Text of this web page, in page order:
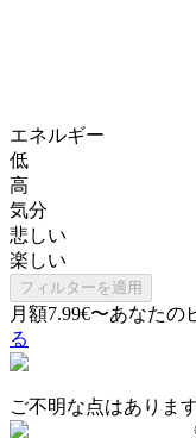
エネルギー
低
高
気分
悲しい
楽しい
フィルターを適用
月額7.99€〜あなたの
る
ご不明な点はありま